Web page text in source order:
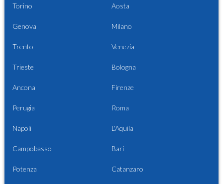
Torino Aosta
Genova Milano
Trento Venezia
Trieste Bologna
Ancona Firenze
Perugia Roma
Napoli L'Aquila
Campobasso Bari
Potenza Catanzaro